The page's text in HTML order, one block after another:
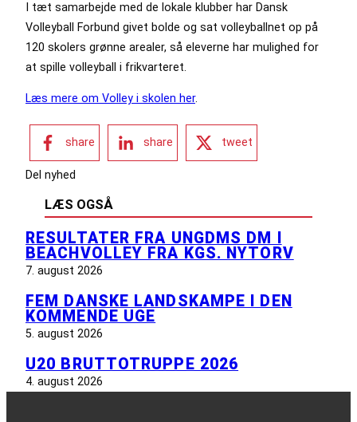
I tæt samarbejde med de lokale klubber har Dansk
Volleyball Forbund givet bolde og sat volleyballnet op på
120 skolers grønne arealer, så eleverne har mulighed for
at spille volleyball i frikvarteret.
Læs mere om Volley i skolen her.
share share tweet
Del nyhed
LÆS OGSÅ
RESULTATER FRA UNGDMS DM I
BEACHVOLLEY FRA KGS. NYTORV
7. august 2026
FEM DANSKE LANDSKAMPE I DEN
KOMMENDE UGE
5. august 2026
U20 BRUTTOTRUPPE 2026
4. august 2026